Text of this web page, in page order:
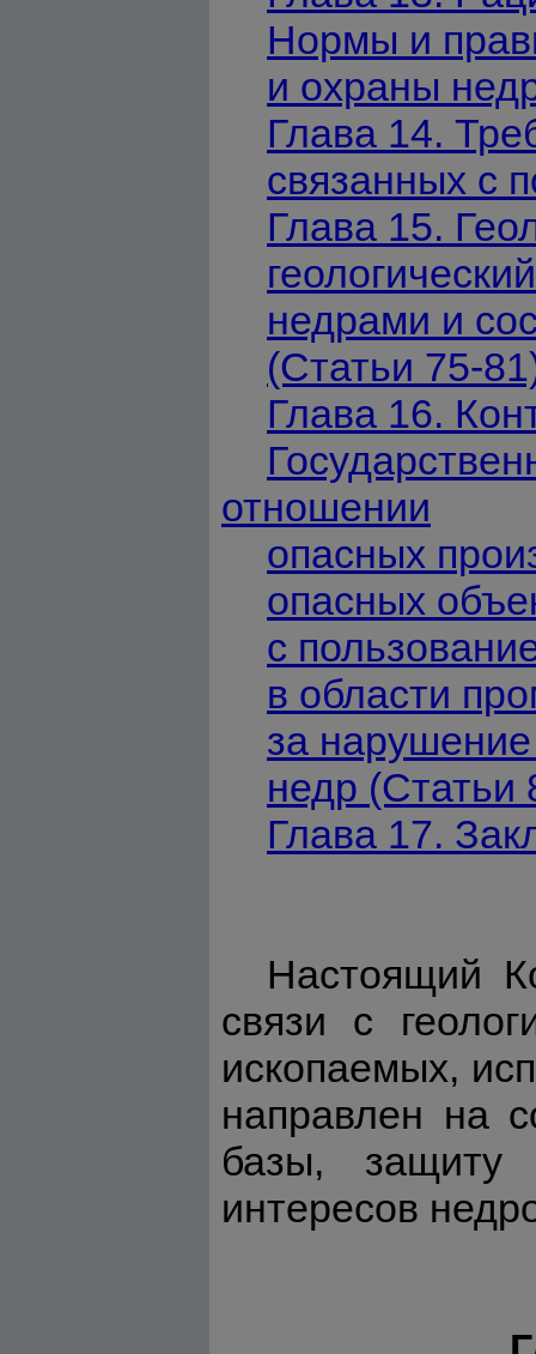
Нормы и
и охраны
Глава 14.
связанных с
Глава 15.
недрами и
(Статьи 75-
Глава 16.
отношении
опасных
опасных
с
в области
за нарушение
недр (Статьи
Глава 17.
Настоящий
связи с
ископаемых,
направлен на
базы, защиту
интересов